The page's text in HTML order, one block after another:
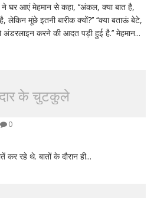
घर आएं मेहमान से कहा, ‘‘अंकल, क्या बात है,
मूंछे इतनी बारीक क्यों?’’ ‘‘क्या बताऊं बेटे,
अंडरलाइन करने की आदत पड़ी हुई है.’’ मेहमान...
के चुटकुले
0
कर रहे थे. बातों के दौरान ही...